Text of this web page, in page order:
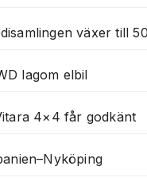
växer till
lagom elbil
4×4 får godkänt